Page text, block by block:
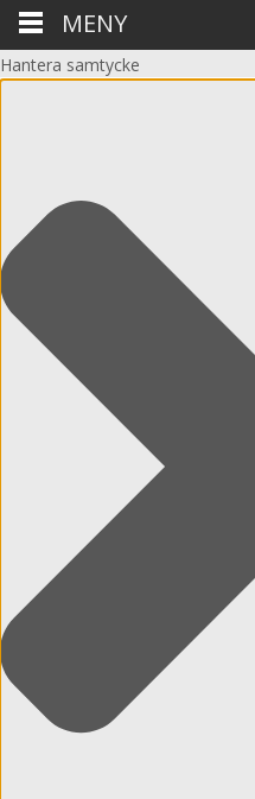
Hantera samtycke
MENY